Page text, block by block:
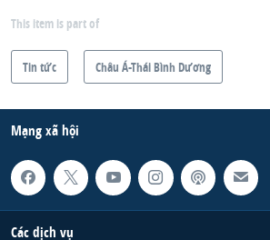
This item is part of
Tin tức Châu Á-Thái Bình Dương
Mạng xã hội
Các dịch vụ